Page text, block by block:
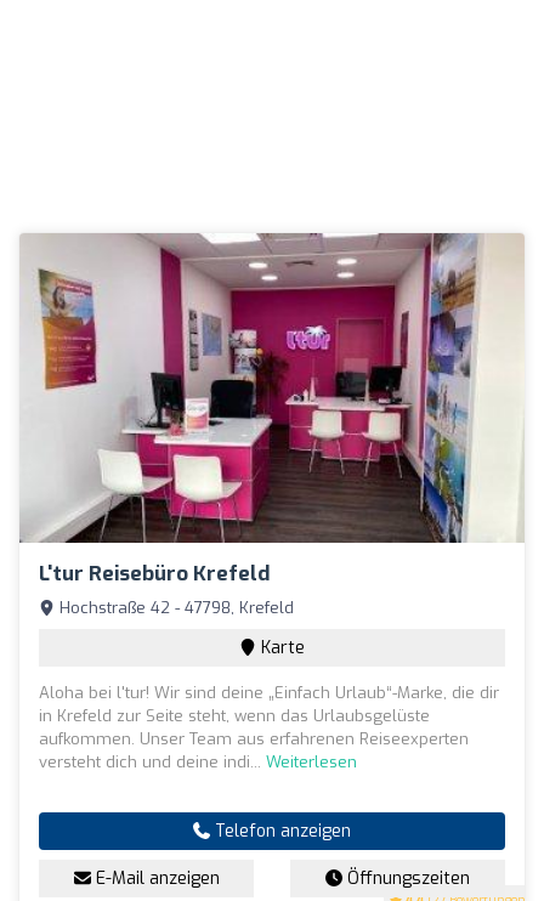
L'tur Reisebüro Krefeld
Hochstraße 42 - 47798, Krefeld
Karte
Aloha bei l'tur! Wir sind deine „Einfach Urlaub“-Marke, die dir
in Krefeld zur Seite steht, wenn das Urlaubsgelüste
aufkommen. Unser Team aus erfahrenen Reiseexperten
versteht dich und deine indi... Weiterlesen
Telefon anzeigen
E-Mail anzeigen Öffnungszeiten